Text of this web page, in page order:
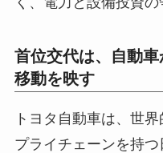
首位交代は、自動
移動を映す
トヨタ自動車は、世
プライチェーンを持